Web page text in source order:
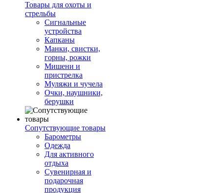
Товары для охоты и
стрельбы
Сигнальные
устройства
Капканы
Манки, свистки,
горны, рожки
Мишени и
пристрелка
Муляжи и чучела
Очки, наушники,
берушки
Сопутствующие товары
Барометры
Одежда
Для активного
отдыха
Сувенирная и
подарочная
продукция